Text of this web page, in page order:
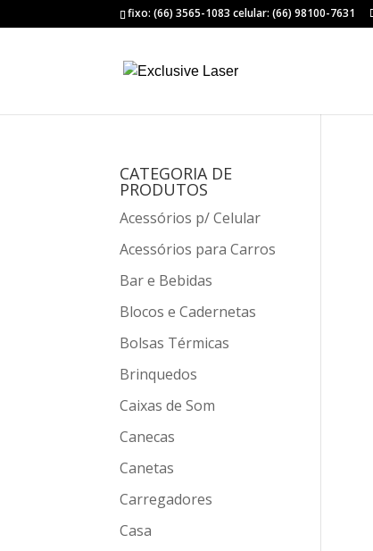
fixo: (66) 3565-1083 celular: (66) 98100-7631
CATEGORIA DE
PRODUTOS
Acessórios p/ Celular
Acessórios para Carros
Bar e Bebidas
Blocos e Cadernetas
Bolsas Térmicas
Brinquedos
Caixas de Som
Canecas
Canetas
Carregadores
Casa